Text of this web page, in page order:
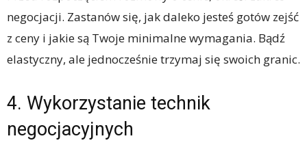
negocjacji. Zastanów się, jak daleko jesteś gotów zejść
z ceny i jakie są Twoje minimalne wymagania. Bądź
elastyczny, ale jednocześnie trzymaj się swoich granic.
4. Wykorzystanie technik
negocjacyjnych